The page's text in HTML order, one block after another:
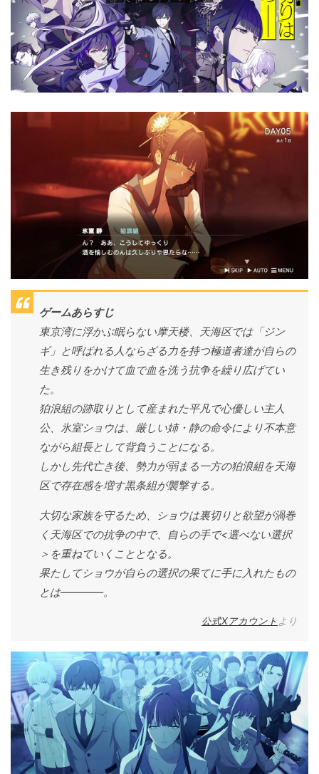
ゲームあらすじ
東京湾に浮かぶ眠らない摩天楼、天海区では「ジン
ギ」と呼ばれる人ならざる力を持つ極道者達が自らの
生き残りをかけて血で血を洗う抗争を繰り広げてい
た。
狛浪組の跡取りとして産まれた平凡で心優しい主人
公、氷室ショウは、厳しい姉・静の命令により不本意
ながら組長として背負うことになる。
しかし先代亡き後、勢力が弱まる一方の狛浪組を天海
区で存在感を増す黒条組が襲撃する。
大切な家族を守るため、ショウは裏切りと欲望が渦巻
く天海区での抗争の中で、自らの手で<選べない選択
＞を重ねていくこととなる。
果たしてショウが自らの選択の果てに手に入れたもの
とは――――。
公式Xアカウント より